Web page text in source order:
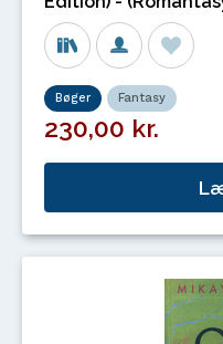
Bøger Fantasy
230,00 kr.